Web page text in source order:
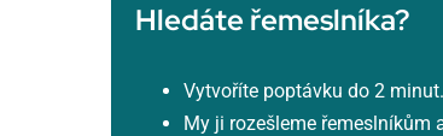
Hledáte řemeslníka?
Vytvoříte poptávku do 2 minut.
My ji rozešleme řemeslníkům